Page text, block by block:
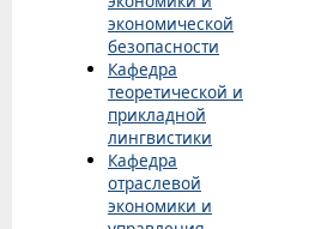
экономической
безопасности
Кафедра
теоретической и
прикладной
лингвистики
Кафедра
отраслевой
экономики и